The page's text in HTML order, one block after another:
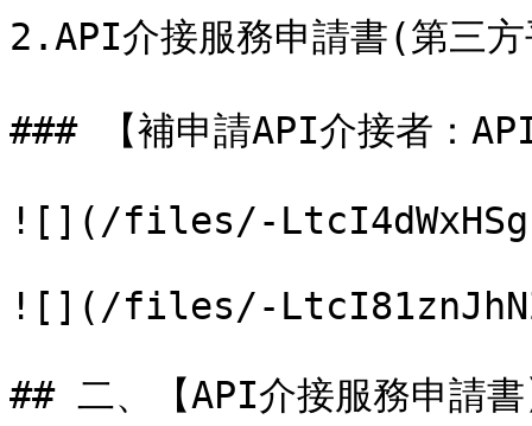
2.API介接服務申請書(第三
### 【補申請API介接者：
![](/files/-
![](/files/-
## 二、【API介接服務申請書